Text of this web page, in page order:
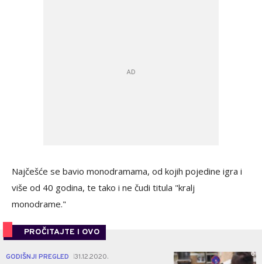
Najčešće se bavio monodramama, od kojih pojedine igra i
više od 40 godina, te tako i ne čudi titula "kralj
monodrame."
PROČITAJTE I OVO
GODIŠNJI PREGLED 31.12.2020. 0